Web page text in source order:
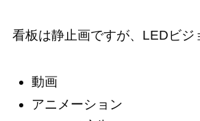
看板は静止画ですが、LEDビジ
動画
アニメーション